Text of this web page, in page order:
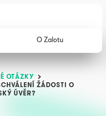
O Zalotu
OTÁZKY
ŽÁDOSTI O
ÚVĚR?